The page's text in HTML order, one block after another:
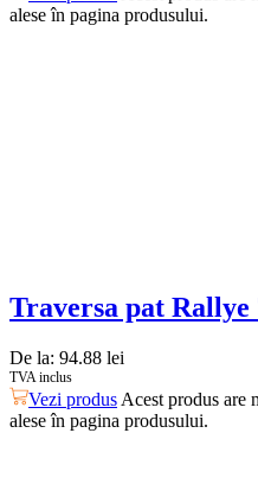
alese în pagina produsului.
Traversa pat Rallye
De la: 94.88 lei
TVA inclus
Vezi produs Acest produs are
alese în pagina produsului.